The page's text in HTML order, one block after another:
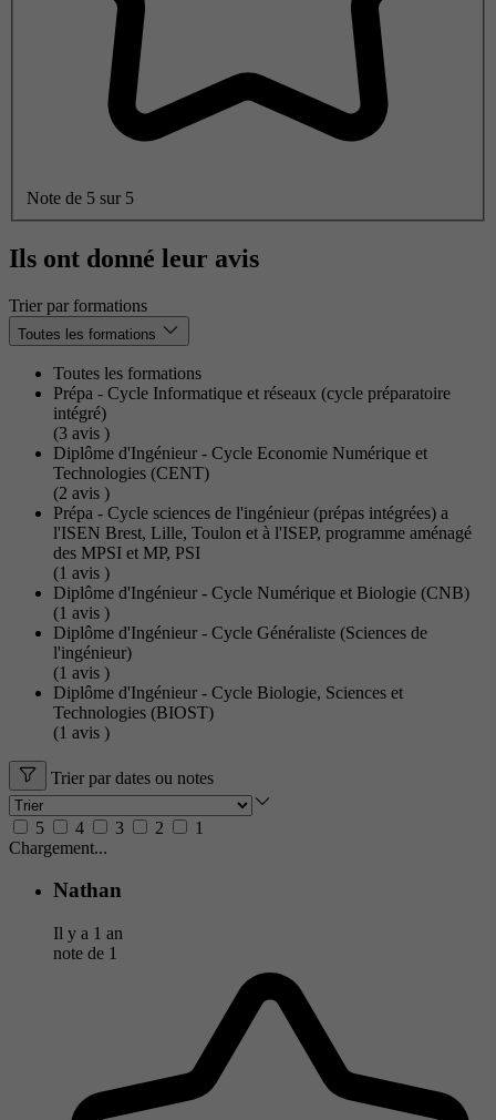
Note de 5 sur 5
Ils ont donné leur avis
Trier par formations
Toutes les formations
Toutes les formations
Prépa - Cycle Informatique et réseaux (cycle préparatoire
intégré)
(3 avis )
Diplôme d'Ingénieur - Cycle Economie Numérique et
Technologies (CENT)
(2 avis )
Prépa - Cycle sciences de l'ingénieur (prépas intégrées) a
l'ISEN Brest, Lille, Toulon et à l'ISEP, programme aménagé
des MPSI et MP, PSI
(1 avis )
Diplôme d'Ingénieur - Cycle Numérique et Biologie (CNB)
(1 avis )
Diplôme d'Ingénieur - Cycle Généraliste (Sciences de
l'ingénieur)
(1 avis )
Diplôme d'Ingénieur - Cycle Biologie, Sciences et
Technologies (BIOST)
(1 avis )
Trier par dates ou notes
5 4 3 2
1
Chargement...
Nathan
Il y a 1 an
note de 1